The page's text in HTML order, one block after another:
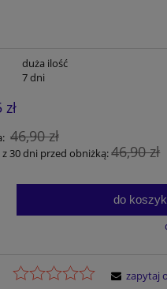
duża ilość
7 dni
46,90 zł
z 30 dni przed obniżką:46,90 zł
do
zapytaj